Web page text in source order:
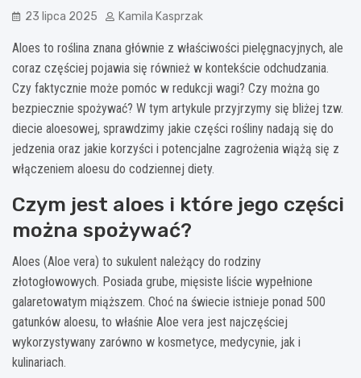
23 lipca 2025 Kamila Kasprzak
Aloes to roślina znana głównie z właściwości pielęgnacyjnych, ale
coraz częściej pojawia się również w kontekście odchudzania.
Czy faktycznie może pomóc w redukcji wagi? Czy można go
bezpiecznie spożywać? W tym artykule przyjrzymy się bliżej tzw.
diecie aloesowej, sprawdzimy jakie części rośliny nadają się do
jedzenia oraz jakie korzyści i potencjalne zagrożenia wiążą się z
włączeniem aloesu do codziennej diety.
Czym jest aloes i które jego części
można spożywać?
Aloes (Aloe vera) to sukulent należący do rodziny
złotogłowowych. Posiada grube, mięsiste liście wypełnione
galaretowatym miąższem. Choć na świecie istnieje ponad 500
gatunków aloesu, to właśnie Aloe vera jest najczęściej
wykorzystywany zarówno w kosmetyce, medycynie, jak i
kulinariach.